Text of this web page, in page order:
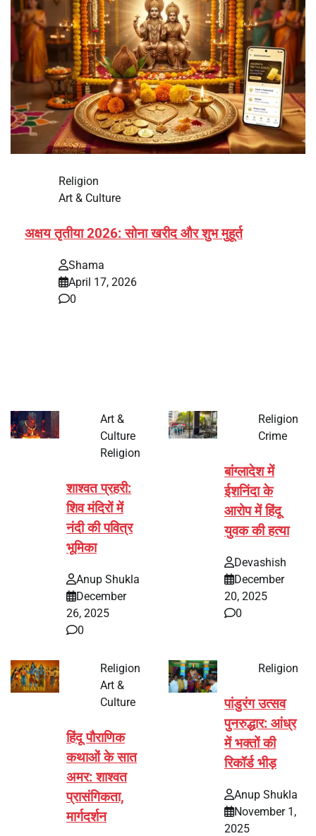
Religion
Art & Culture
अक्षय तृतीया 2026: सोना खरीद और शुभ मुहूर्त
Shama
April 17, 2026
0
Art &
Culture
Religion
शाश्वत प्रहरी:
शिव मंदिरों में
नंदी की पवित्र
भूमिका
Anup Shukla
December
26, 2025
0
Religion
Crime
बांग्लादेश में
ईशनिंदा के
आरोप में हिंदू
युवक की हत्या
Devashish
December
20, 2025
0
Religion
Art &
Culture
हिंदू पौराणिक
कथाओं के सात
अमर: शाश्वत
प्रासंगिकता,
मार्गदर्शन
Religion
पांडुरंग उत्सव
पुनरुद्धार: आंध्र
में भक्तों की
रिकॉर्ड भीड़
Anup Shukla
November 1,
2025